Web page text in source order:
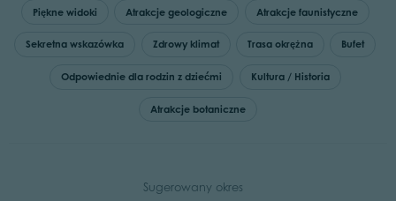
Piękne widoki Atrakcje geologiczne Atrakcje faunistyczne
Sekretna wskazówka Zdrowy klimat Trasa okrężna Bufet
Odpowiednie dla rodzin z dziećmi Kultura / Historia
Atrakcje botaniczne
Sugerowany okres